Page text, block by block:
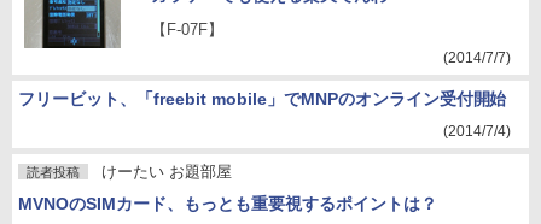
【F-07F】
(2014/7/7)
フリービット、「freebit mobile」でMNPのオンライン受付開始
(2014/7/4)
読者投稿 けーたい お題部屋
MVNOのSIMカード、もっとも重要視するポイントは？